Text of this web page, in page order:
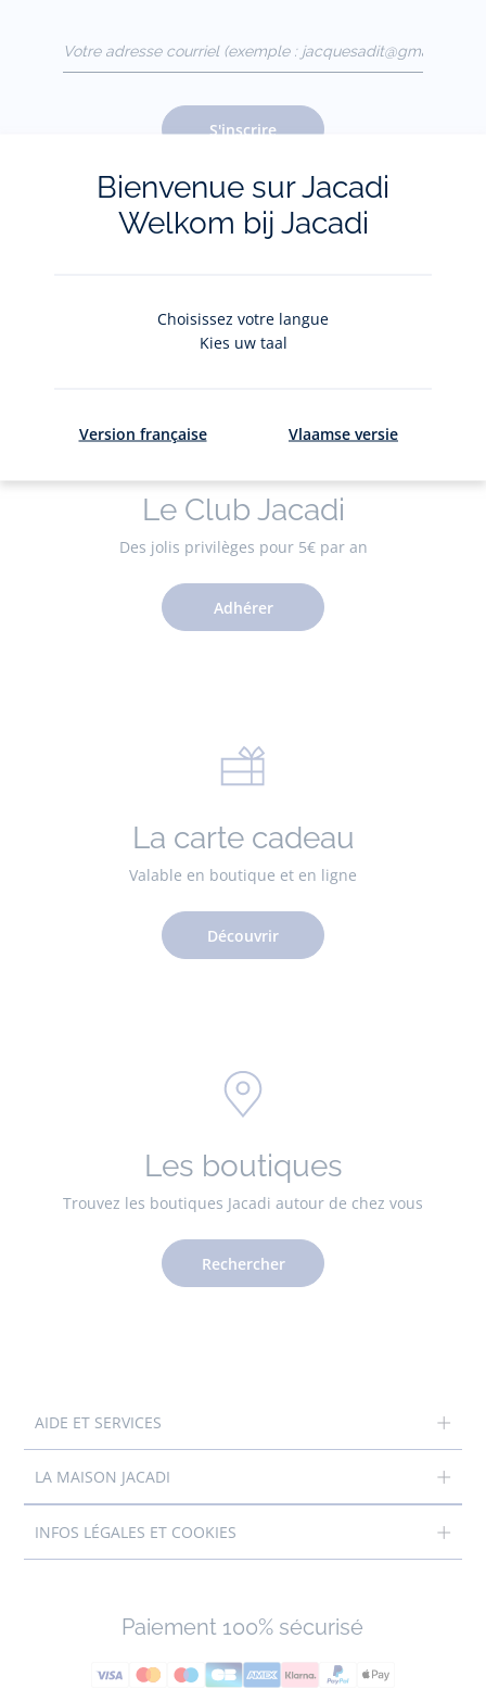
(exemple :
jacquesadit@gmail.com)
S'inscrire
Pour plus d'informations sur vos données personnelles,
Le Club Jacadi
Des jolis privilèges pour 5€ par an
Adhérer
La carte cadeau
Valable en boutique et en ligne
Découvrir
Les boutiques
Trouvez les boutiques Jacadi autour de chez vous
Rechercher
AIDE ET SERVICES
LA MAISON JACADI
INFOS LÉGALES ET COOKIES
Paiement 100% sécurisé
Bienvenue sur Jacadi
Welkom bij Jacadi
Choisissez votre langue
Kies uw taal
Version française Vlaamse versie